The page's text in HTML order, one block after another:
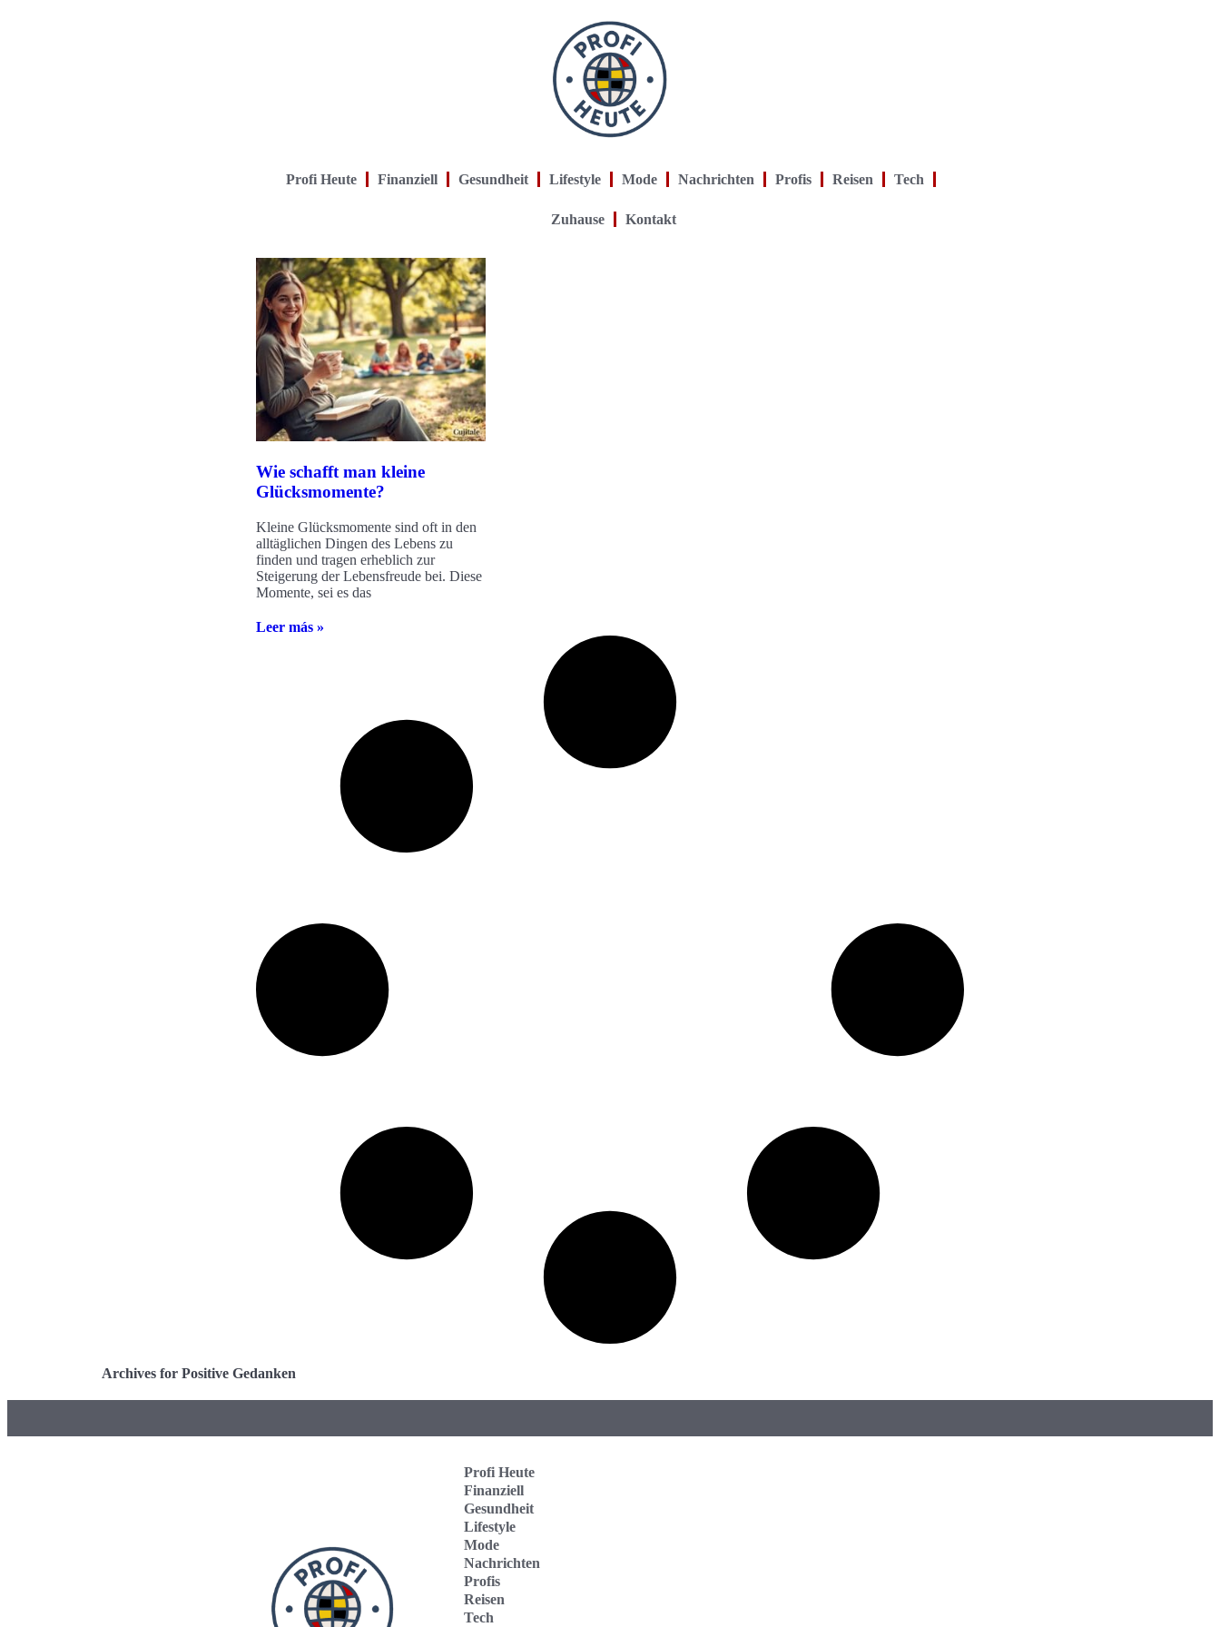
Profi Heute Finanziell Gesundheit Lifestyle Mode Nachrichten Profis Reisen Tech
Zuhause Kontakt
Wie schafft man kleine
Glücksmomente?
Kleine Glücksmomente sind oft in den
alltäglichen Dingen des Lebens zu
finden und tragen erheblich zur
Steigerung der Lebensfreude bei. Diese
Momente, sei es das
Leer más »
Archives for Positive Gedanken
Profi Heute
Finanziell
Gesundheit
Lifestyle
Mode
Nachrichten
Profis
Reisen
Tech